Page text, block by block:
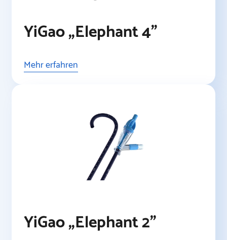
YiGao „Elephant 4”
Mehr erfahren
YiGao „Elephant 2”